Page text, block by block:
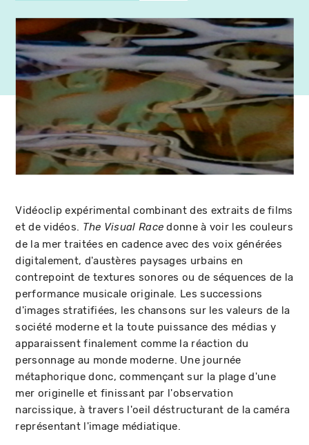
Vidéoclip expérimental combinant des extraits de films
et de vidéos. The Visual Race donne à voir les couleurs
de la mer traitées en cadence avec des voix générées
digitalement, d'austères paysages urbains en
contrepoint de textures sonores ou de séquences de la
performance musicale originale. Les successions
d'images stratifiées, les chansons sur les valeurs de la
société moderne et la toute puissance des médias y
apparaissent finalement comme la réaction du
personnage au monde moderne. Une journée
métaphorique donc, commençant sur la plage d'une
mer originelle et finissant par l'observation
narcissique, à travers l'oeil déstructurant de la caméra
représentant l'image médiatique.